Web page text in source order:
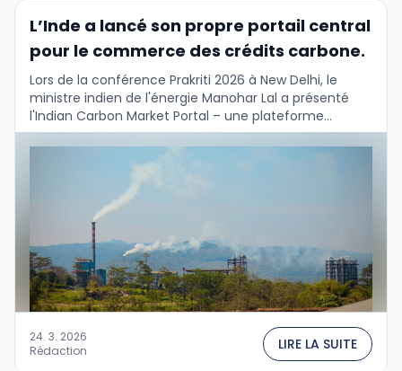
L’Inde a lancé son propre portail central
pour le commerce des crédits carbone.
Lors de la conférence Prakriti 2026 à New Delhi, le
ministre indien de l'énergie Manohar Lal a présenté
l'Indian Carbon Market Portal – une plateforme
centrale pour l'enregistrement, le suivi, …
24. 3. 2026
Rédaction
LIRE LA SUITE